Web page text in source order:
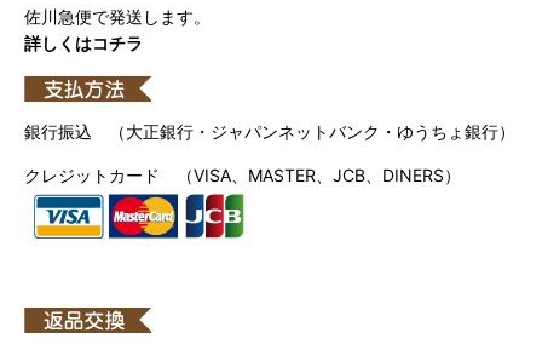
佐川急便で発送します。
詳しくはコチラ
銀行振込 （大正銀行・ジャパンネットバンク・ゆうちょ銀行）
クレジットカード （VISA、MASTER、JCB、DINERS）